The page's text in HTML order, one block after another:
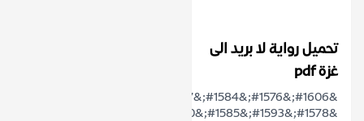
تحميل رواية لا بريد الى
غزة pdf